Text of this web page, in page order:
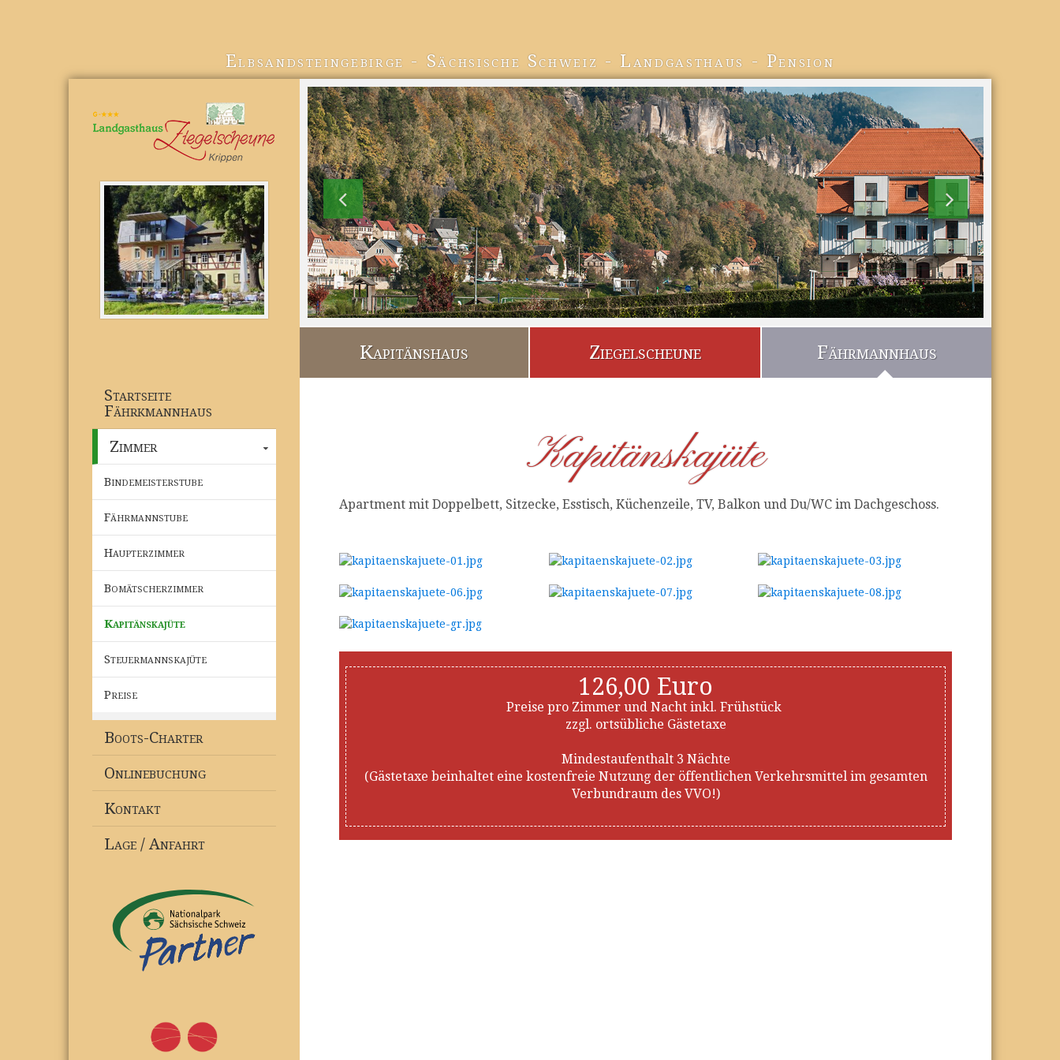
Elbsandsteingebirge - Sächsische Schweiz - Landgasthaus - Pension
Kapitänshaus Ziegelscheune Fährmannhaus
Startseite
Fährkmannhaus
Zimmer
Bindemeisterstube
Fährmannstube
Haupterzimmer
Bomätscherzimmer
Kapitänskajüte
Steuermannskajüte
Preise
Boots-Charter
Onlinebuchung
Kontakt
Lage / Anfahrt
Kapitänskajüte
Apartment mit Doppelbett, Sitzecke, Esstisch, Küchenzeile, TV, Balkon und Du/WC im Dachgeschoss.
126,00 Euro
Preise pro Zimmer und Nacht inkl. Frühstück
zzgl. ortsübliche Gästetaxe
Mindestaufenthalt 3 Nächte
(Gästetaxe beinhaltet eine kostenfreie Nutzung der öffentlichen Verkehrsmittel im gesamten
Verbundraum des VVO!)